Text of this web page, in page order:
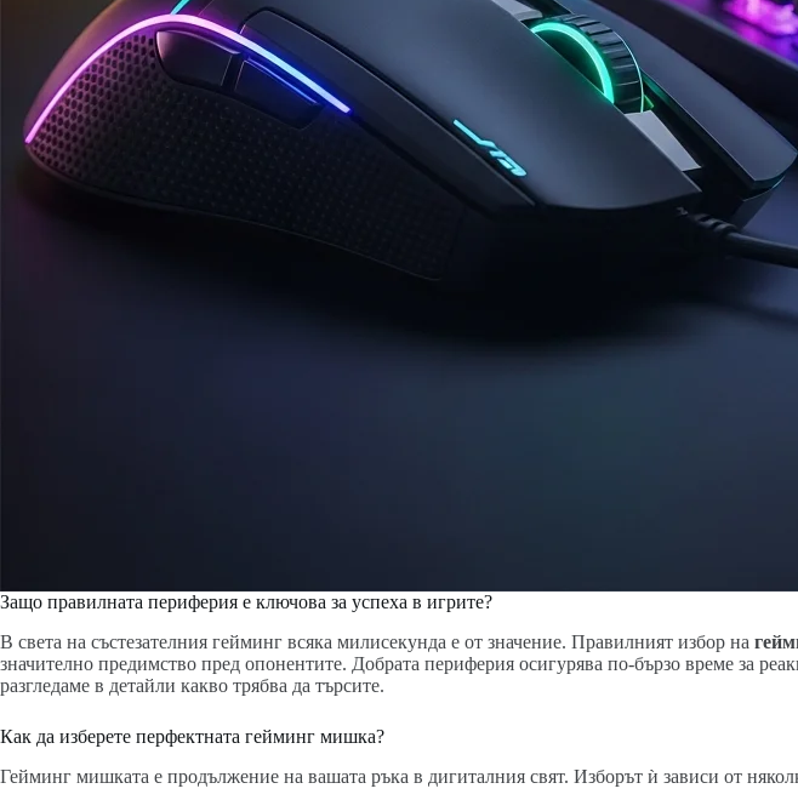
Защо правилната периферия е ключова за успеха в игрите?
В света на състезателния гейминг всяка милисекунда е от значение. Правилният избор на
значително предимство пред опонентите. Добрата периферия осигурява по-бързо време за
разгледаме в детайли какво трябва да търсите.
Как да изберете перфектната гейминг мишка?
Гейминг мишката е продължение на вашата ръка в дигиталния свят. Изборът ѝ зависи от